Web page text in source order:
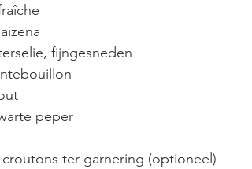
fijngesneden
peper
ter garnering (optioneel)